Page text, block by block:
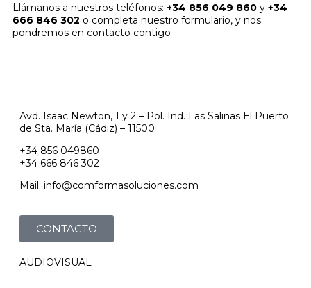
Llámanos a nuestros teléfonos: +34 856 049 860 y +34
666 846 302 o completa nuestro formulario, y nos
pondremos en contacto contigo
Avd. Isaac Newton, 1 y 2 – Pol. Ind. Las Salinas El Puerto
de Sta. María (Cádiz) – 11500
+34 856 049860
+34 666 846 302
Mail: info@comformasoluciones.com
CONTACTO
AUDIOVISUAL